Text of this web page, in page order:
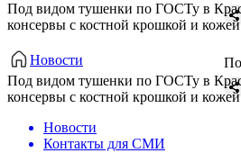
​Под видом тушенки по ГОСТу в
консервы с костной крошкой и
Новости
​Под видом тушенки по ГОСТу в
консервы с костной крошкой и
Новости
Контакты для СМИ